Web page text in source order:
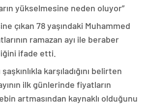
yükselmesine neden oluyor”
çıkan 78 yaşındaki Muhammed
ramazan ayı ile beraber
ifade etti.
karşıladığını belirten
ilk günlerinde fiyatların
artmasından kaynaklı olduğunu